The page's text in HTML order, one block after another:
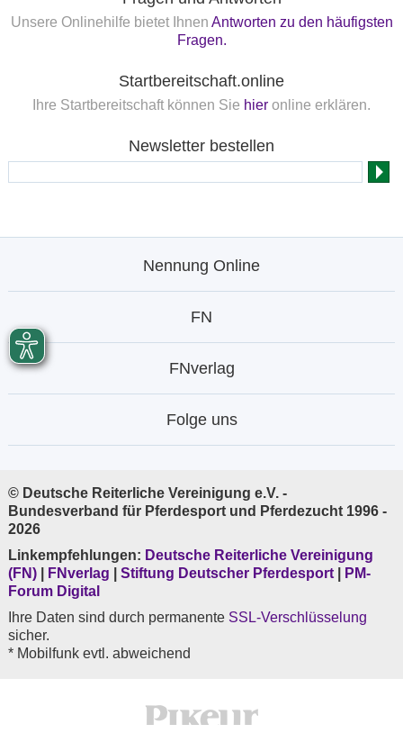
Unsere Onlinehilfe bietet Ihnen Antworten zu den häufigsten
Fragen.
Startbereitschaft.online
Ihre Startbereitschaft können Sie hier online erklären.
Newsletter bestellen
Nennung Online
FN
FNverlag
Folge uns
© Deutsche Reiterliche Vereinigung e.V. -
Bundesverband für Pferdesport und Pferdezucht 1996 -
2026
Linkempfehlungen: Deutsche Reiterliche Vereinigung
(FN)
FNverlag Stiftung Deutscher Pferdesport
PM-
Forum Digital
Ihre Daten sind durch permanente SSL-Verschlüsselung
sicher.
* Mobilfunk evtl. abweichend